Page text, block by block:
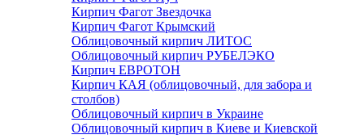
Кирпич Фагот Звездочка
Кирпич Фагот Крымский
Облицовочный кирпич ЛИТОС
Облицовочный кирпич РУБЕЛЭКО
Кирпич ЕВРОТОН
Кирпич КАЯ (облицовочный, для забора и
столбов)
Облицовочный кирпич в Украине
Облицовочный кирпич в Киеве и Киевской